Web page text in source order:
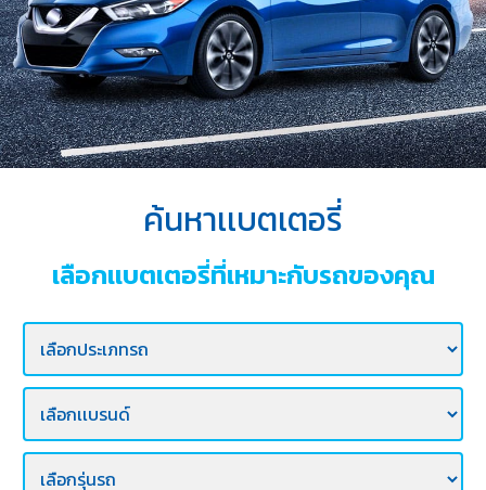
ค้นหา
ร้าน
แบตเตอรี่
ข่าว
เเละ
กิจกรรม
กับ
ติดต่อ
เรา
E-
BUSINESS
ค้นหาเเบตเตอรี่
เลือกเเบตเตอรี่ที่เหมาะกับรถของคุณ